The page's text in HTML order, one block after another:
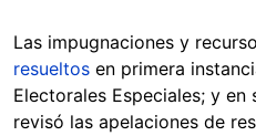
Las impugnaciones y
resueltos en primera
Electorales Especiales; y en
revisó las apelaciones de